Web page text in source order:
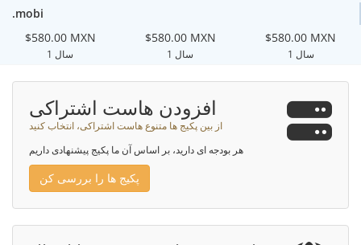
.mobi
$580.00 MXN
1 سال
$580.00 MXN
1 سال
$580.00 MXN
1 سال
افزودن هاست اشتراکی
از بین پکیج ها متنوع هاست اشتراکی، انتخاب کنید
هر بودجه ای دارید، بر اساس آن ما پکیج پیشنهادی داریم
پکیج ها را بررسی کن